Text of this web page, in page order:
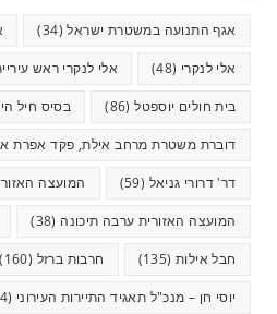
אגף התנועה במשטרת ישראל(34)
אלי לנקרי (48) אלי לנקרי ראש
בית חולים יוספטל(86) בסיס חיל
דוברת משטרת מרחב אילת, פקד אפרת
דר' דרורי גניאל (59) המועצה
המועצה האזורית ערבה תיכונה (38)
חבל אילות (135) חרבות ברזל (160)
יוסי חן – מנכ"ל תאגיד התיירות העירוני (34)